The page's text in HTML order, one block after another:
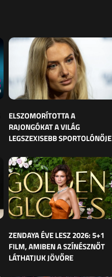
ELSZOMORÍTOTTA A
RAJONGÓKAT A VILÁG
LEGSZEXISEBB SPORTOLÓNŐJE
ZENDAYA ÉVE LESZ 2026: 5+1
FILM, AMIBEN A SZÍNÉSZNŐT
LÁTHATJUK JÖVŐRE